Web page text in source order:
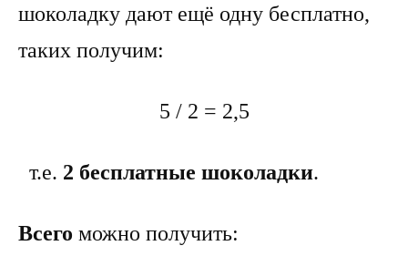
шоколадку дают ещё одну бесплатно,
таких получим:
5 / 2 = 2,5
т.е. 2 бесплатные шоколадки.
Всего можно получить: